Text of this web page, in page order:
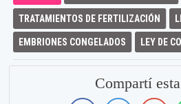
TRATAMIENTOS DE FERTILIZACIÓN
EMBRIONES CONGELADOS LEY DE
Compartí